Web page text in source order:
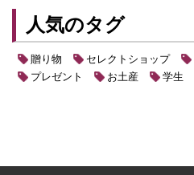
人気のタグ
贈り物 セレクトショップ
プレゼント
お土産 学生